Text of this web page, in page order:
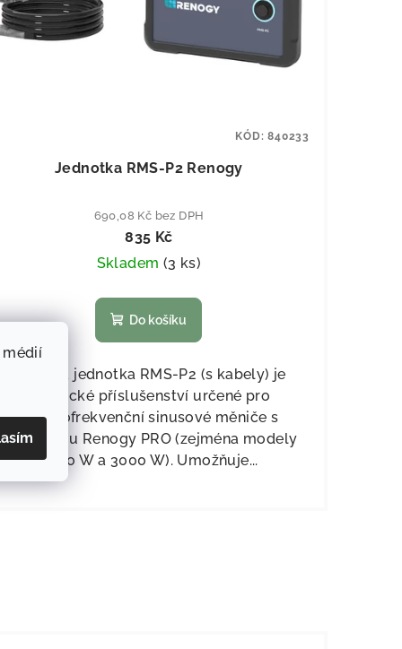
médií
Jednotka RMS-P2 Renogy
690,08 Kč bez DPH
835 Kč
Skladem (3 ks)
Do košíku
Dálková jednotka RMS-P2 (s kabely) je
praktické příslušenství určené pro
vysokofrekvenční sinusové měniče s
nabíječkou Renogy PRO (zejména modely
2000 W a 3000 W). Umožňuje...
KÓD:840233